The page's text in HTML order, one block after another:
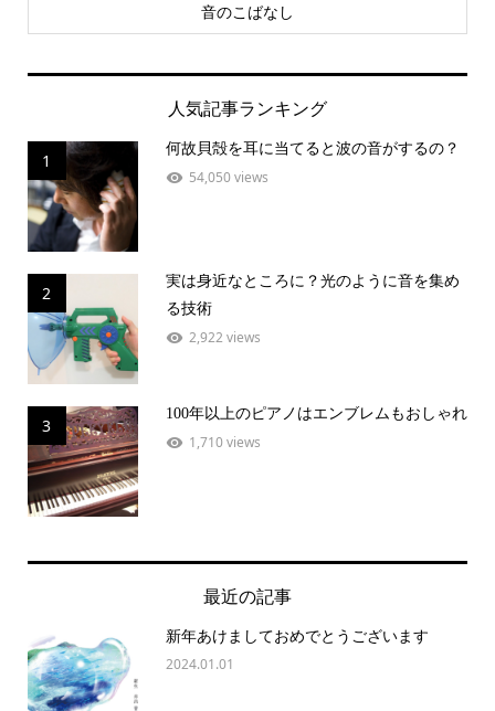
音のこばなし
人気記事ランキング
1
何故貝殻を耳に当てると波の音がするの？
54,050 views
2
実は身近なところに？光のように音を集め
る技術
2,922 views
3
100年以上のピアノはエンブレムもおしゃれ
1,710 views
最近の記事
新年あけましておめでとうございます
2024.01.01